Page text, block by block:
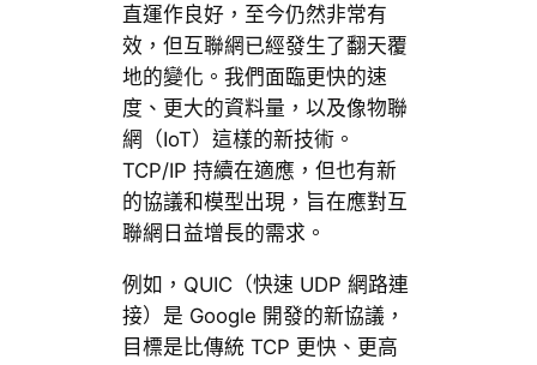
直運作良好，至今仍然非常有
效，但互聯網已經發生了翻天覆
地的變化。我們面臨更快的速
度、更大的資料量，以及像物聯
網（IoT）這樣的新技術。
TCP/IP 持續在適應，但也有新
的協議和模型出現，旨在應對互
聯網日益增長的需求。
例如，QUIC（快速 UDP 網路連
接）是 Google 開發的新協議，
目標是比傳統 TCP 更快、更高